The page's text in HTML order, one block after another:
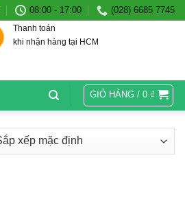
08:00 - 17:00 (028) 6685 7745
Thanh toán
khi nhận hàng tại HCM
GIỎ HÀNG / 0 ₫